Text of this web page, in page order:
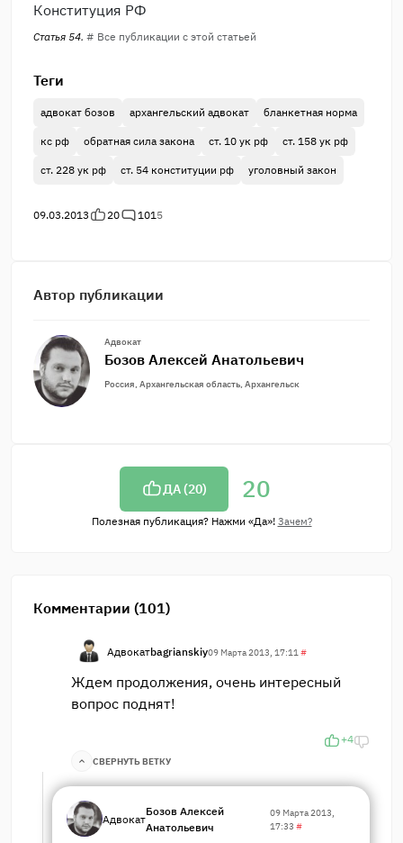
Конституция РФ
Статья 54. # Все публикации с этой статьей
Теги
адвокат бозов архангельский адвокат бланкетная норма
кс рф обратная сила закона ст. 10 ук рф ст. 158 ук рф
ст. 228 ук рф ст. 54 конституции рф уголовный закон
09.03.2013 20 1015
Автор публикации
Адвокат
Бозов Алексей Анатольевич
Россия, Архангельская область, Архангельск
ДА (20) 20
Полезная публикация? Нажми «Да»! Зачем?
Комментарии (101)
Адвокатbagrianskiy09 Марта 2013, 17:11#
Ждем продолжения, очень интересный
вопрос поднят!
+4
СВЕРНУТЬ ВЕТКУ
Адвокат
Бозов Алексей
Анатольевич
09 Марта 2013,
17:33 #